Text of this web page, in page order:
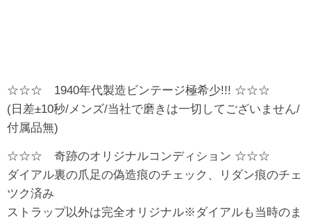
☆☆☆ 1940年代製造ビンテージ極希少!!! ☆☆☆
(日差±10秒/メンズ/当社で磨きは一切してございません/
付属品無)
☆☆☆ 奇跡のオリジナルコンディション ☆☆☆
ダイアル裏の爪足の偽造痕のチェック、リダン痕のチェ
ツク済み
ストラップ以外は完全オリジナル※ダイアルも当時のま